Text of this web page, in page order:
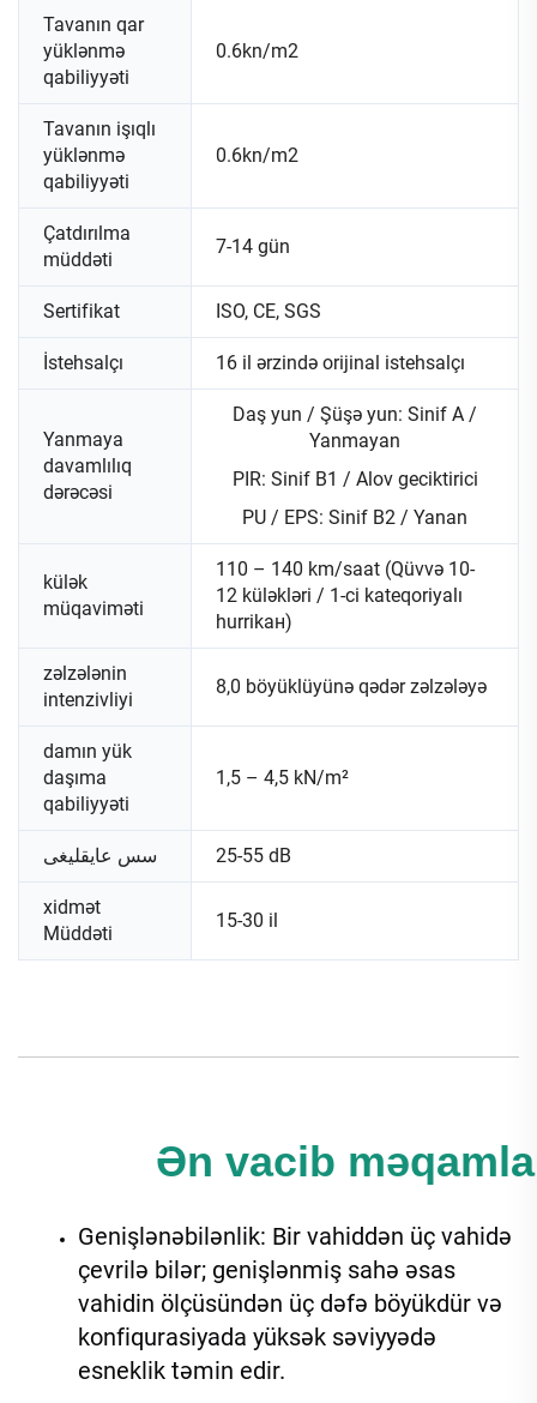
Tavanın qar
yüklənmə
qabiliyyəti
0.6kn/m2
Tavanın işıqlı
yüklənmə
qabiliyyəti
0.6kn/m2
Çatdırılma
müddəti
7-14 gün
Sertifikat ISO, CE, SGS
İstehsalçı 16 il ərzində orijinal istehsalçı
Yanmaya
davamlılıq
dərəcəsi
Daş yun / Şüşə yun: Sinif A /
Yanmayan
PIR: Sinif B1 / Alov geciktirici
PU / EPS: Sinif B2 / Yanan
külək
müqaviməti
110 – 140 km/saat (Qüvvə 10-
12 küləkləri / 1-ci kateqoriyalı
hurrikан)
zəlzələnin
intenzivliyi
8,0 böyüklüyünə qədər zəlzələyə
damın yük
daşıma
qabiliyyəti
1,5 – 4,5 kN/m²
سس عایقلیغی 25-55 dB
xidmət
Müddəti
15-30 il
Ən vacib
Genişlənəbilənlik: Bir vahiddən üç vahidə
çevrilə bilər; genişlənmiş sahə əsas
vahidin ölçüsündən üç dəfə böyükdür və
konfiqurasiyada yüksək səviyyədə
esneklik təmin edir.